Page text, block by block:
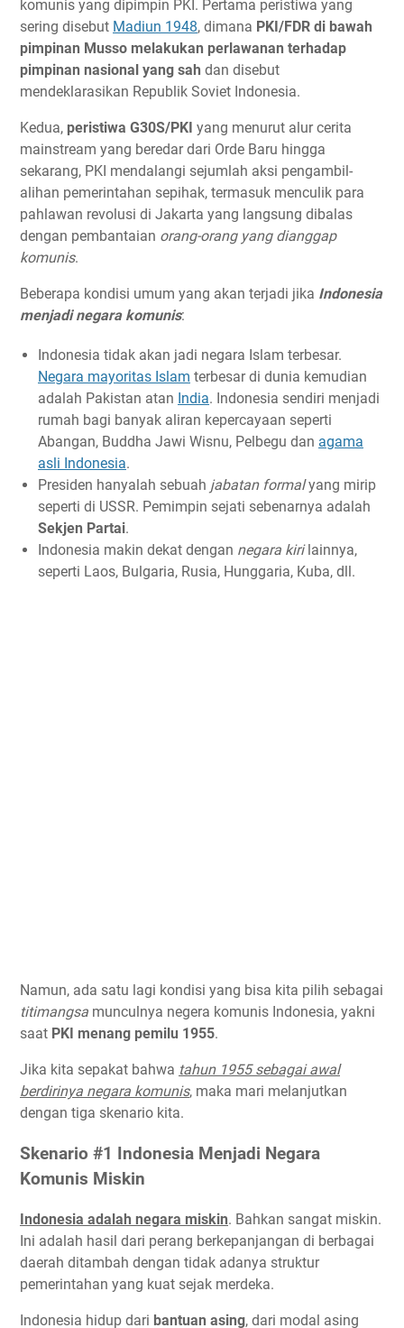
komunis yang dipimpin PKI. Pertama peristiwa yang
sering disebut Madiun 1948, dimana PKI/FDR di bawah
pimpinan Musso melakukan perlawanan terhadap
pimpinan nasional yang sah dan disebut
mendeklarasikan Republik Soviet Indonesia.
Kedua, peristiwa G30S/PKI yang menurut alur cerita
mainstream yang beredar dari Orde Baru hingga
sekarang, PKI mendalangi sejumlah aksi pengambil-
alihan pemerintahan sepihak, termasuk menculik para
pahlawan revolusi di Jakarta yang langsung dibalas
dengan pembantaian orang-orang yang dianggap
komunis.
Beberapa kondisi umum yang akan terjadi jika Indonesia
menjadi negara komunis:
Indonesia tidak akan jadi negara Islam terbesar.
Negara mayoritas Islam terbesar di dunia kemudian
adalah Pakistan atan India. Indonesia sendiri menjadi
rumah bagi banyak aliran kepercayaan seperti
Abangan, Buddha Jawi Wisnu, Pelbegu dan agama
asli Indonesia.
Presiden hanyalah sebuah jabatan formalyang mirip
seperti di USSR. Pemimpin sejati sebenarnya adalah
Sekjen Partai.
Indonesia makin dekat dengan negara kirilainnya,
seperti Laos, Bulgaria, Rusia, Hunggaria, Kuba, dll.
Namun, ada satu lagi kondisi yang bisa kita pilih sebagai
titimangsa munculnya negera komunis Indonesia, yakni
saat PKI menang pemilu 1955.
Jika kita sepakat bahwa tahun 1955 sebagai awal
berdirinya negara komunis, maka mari melanjutkan
dengan tiga skenario kita.
Skenario #1 Indonesia Menjadi Negara
Komunis Miskin
Indonesia adalah negara miskin. Bahkan sangat miskin.
Ini adalah hasil dari perang berkepanjangan di berbagai
daerah ditambah dengan tidak adanya struktur
pemerintahan yang kuat sejak merdeka.
Indonesia hidup dari bantuan asing, dari modal asing